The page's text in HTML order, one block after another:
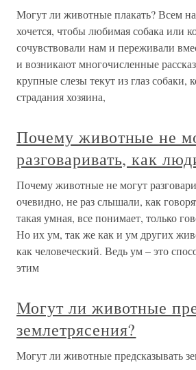
Могут ли животные плакать? Всем
хочется, чтобы любимая собака или
сочувствовали нам и переживали
и возникают многочисленные
крупные слезы текут из глаз собаки,
страдания хозяина,
Почему животные не
разговаривать, как
Почему животные не могут
очевидно, не раз слышали, как
такая умная, все понимает, только
Но их ум, так же как и ум других
как человеческий. Ведь ум – это
этим
Могут ли животные
землетрясения?
Могут ли животные предсказывать